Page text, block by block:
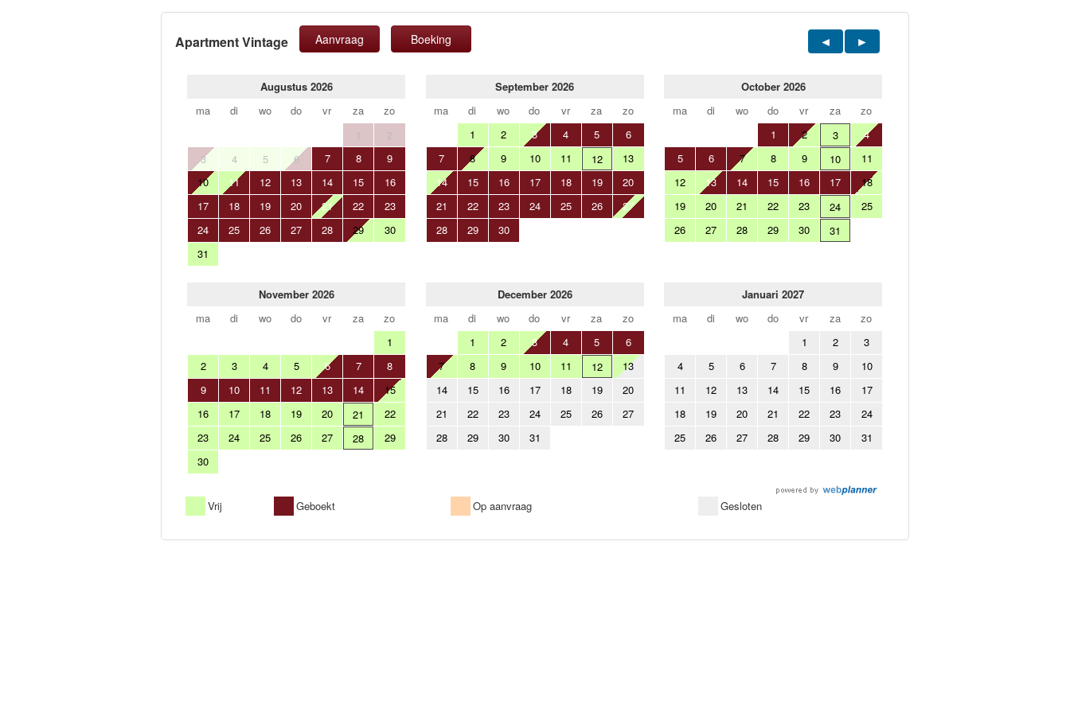
Apartment Vintage Aanvraag Boeking
Augustus 2026
ma
di wo do vr za
zo
1
2
3
4 5 6 7 8
9
10
11 12 13 14 15
16
17
18 19 20 21 22
23
24
25 26 27 28 29
30
31
September 2026
ma
di wo do vr za
zo
1
2 3 4 5
6
7
8 9 10 11 12
13
14
15 16 17 18 19
20
21
22 23 24 25 26
27
28
29 30
October 2026
ma
di wo do vr za
zo
1
2 3
4
5
6 7 8 9 10
11
12
13 14 15 16 17
18
19
20 21 22 23 24
25
26
27 28 29 30 31
November 2026
ma
di wo do vr za
zo
1
2
3 4 5 6 7
8
9
10 11 12 13 14
15
16
17 18 19 20 21
22
23
24 25 26 27 28
29
30
December 2026
ma
di wo do vr za
zo
1
2 3 4 5
6
7
8 9 10 11 12
13
14
15 16 17 18 19
20
21
22 23 24 25 26
27
28
29 30 31
Januari 2027
ma
di wo do vr za
zo
1
2
3
4
5 6 7 8 9
10
11
12 13 14 15 16
17
18
19 20 21 22 23
24
25
26 27 28 29 30 31
Vrij Geboekt Op aanvraag Gesloten